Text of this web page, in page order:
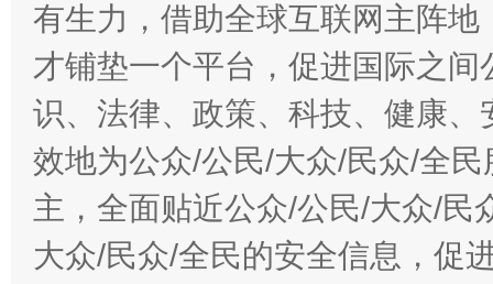
有生力，借助全球互联网主阵
才铺垫一个平台，促进国际之
识、法律、政策、科技、健康
效地为公众/公民/大众/民众/全
主，全面贴近公众/公民/大众/民
大众/民众/全民的安全信息，促